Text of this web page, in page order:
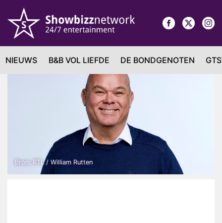
NIEUWS B&B VOL LIEFDE DE BONDGENOTEN
Bron: RTL / William Rutten